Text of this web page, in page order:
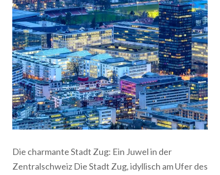
Die charmante Stadt Zug: Ein Juwel in der
Zentralschweiz Die Stadt Zug, idyllisch am Ufer des